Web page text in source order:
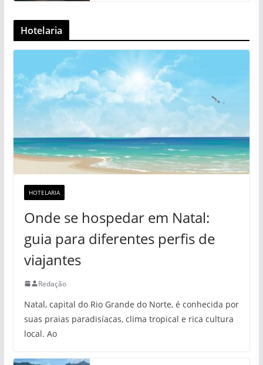
Hotelaria
HOTELARIA
Onde se hospedar em Natal:
guia para diferentes perfis de
viajantes
Redação
Natal, capital do Rio Grande do Norte, é conhecida por
suas praias paradisíacas, clima tropical e rica cultura
local. Ao